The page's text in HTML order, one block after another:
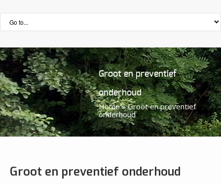
Groot en preventief
onderhoud
Home »Groot en preventief
onderhoud
Groot en preventief onderhoud